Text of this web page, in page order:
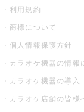
利用規約
商標について
個人情報保護方針
カラオケ機器の情報
カラオケ機器の導入
カラオケ店舗の皆様